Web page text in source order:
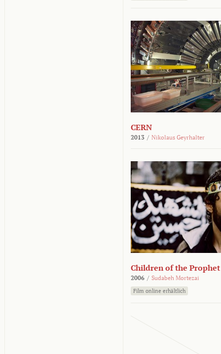
CERN
2013 / Nikolaus Geyrhalter
Children of the Prophet
2006 / Sudabeh Mortezai
Film online erhältlich